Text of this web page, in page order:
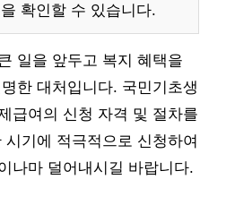
확인할 수 있습니다.
일을 앞두고 복지 혜택을
한 대처입니다. 국민기초생
급여의 신청 자격 및 절차를
기에 적극적으로 신청하여
나마 덜어내시길 바랍니다.